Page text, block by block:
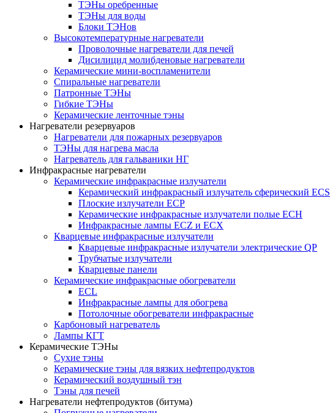
ТЭНы оребренные
ТЭНы для воды
Блоки ТЭНов
Высокотемпературные нагреватели
Проволочные нагреватели для печей
Дисилицид молибденовые нагреватели
Керамические мини-воспламенители
Спиральные нагреватели
Патронные ТЭНы
Гибкие ТЭНы
Керамические ленточные тэны
Нагреватели резервуаров
Нагреватели для пожарных резервуаров
ТЭНы для нагрева масла
Нагреватель для гальваники НГ
Инфракрасные нагреватели
Керамические инфракрасные излучатели
Керамический инфракрасный излучатель сферический ECS
Плоские излучатели ECP
Керамические инфракрасные излучатели полые ECH
Инфракрасные лампы ECZ и ECX
Кварцевые инфракрасные излучатели
Кварцевые инфракрасные излучатели электрические QP
Трубчатые излучатели
Кварцевые панели
Керамические инфракрасные обогреватели
ECL
Инфракрасные лампы для обогрева
Потолочные обогреватели инфракрасные
Карбоновый нагреватель
Лампы КГТ
Керамические ТЭНы
Сухие тэны
Керамические тэны для вязких нефтепродуктов
Керамический воздушный тэн
Тэны для печей
Нагреватели нефтепродуктов (битума)